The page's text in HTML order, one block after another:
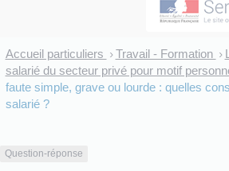
Accueil particuliers > Travail - Formation >
salarié du secteur privé pour motif
faute simple, grave ou lourde : quelles
salarié ?
Question-réponse